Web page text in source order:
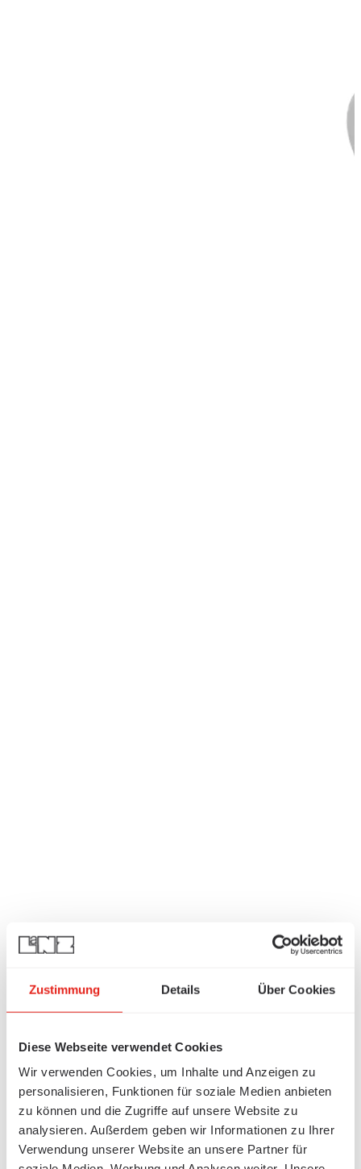
Zustimmung Details Über Cookies
Diese Webseite verwendet Cookies
Wir verwenden Cookies, um Inhalte und Anzeigen zu
personalisieren, Funktionen für soziale Medien anbieten
zu können und die Zugriffe auf unsere Website zu
analysieren. Außerdem geben wir Informationen zu Ihrer
Verwendung unserer Website an unsere Partner für